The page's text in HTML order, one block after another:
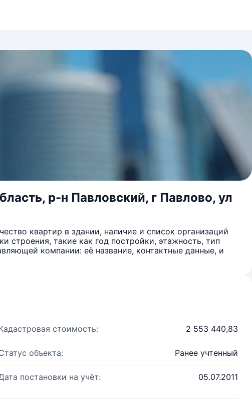
р-н Павловский, г Павлово, ул
квартир в здании, наличие и список организаций
строения, такие как год постройки, этажность, тип
компании: её название, контактные данные, и
стоимость: 2 553 440,83
объекта: Ранее учтенный
постановки на учёт: 05.07.2011